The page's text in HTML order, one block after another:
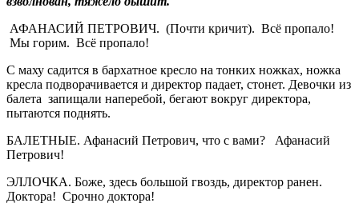
АФАНАСИЙ ПЕТРОВИЧ. (Почти кричит). Всё пропало!
Мы горим. Всё пропало!
С маху садится в бархатное кресло на тонких ножках, ножка
кресла подворачивается и директор падает, стонет. Девочки из
балета запищали наперебой, бегают вокруг директора,
пытаются поднять.
БАЛЕТНЫЕ. Афанасий Петрович, что с вами? Афанасий
Петрович!
ЭЛЛОЧКА. Боже, здесь большой гвоздь, директор ранен.
Доктора! Срочно доктора!